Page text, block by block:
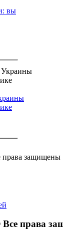
вы
права защищены
Все права